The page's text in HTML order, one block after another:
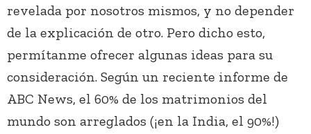
revelada por nosotros mismos, y no depender
de la explicación de otro. Pero dicho esto,
permítanme ofrecer algunas ideas para su
consideración. Según un reciente informe de
ABC News, el 60% de los matrimonios del
mundo son arreglados (¡en la India, el 90%!)